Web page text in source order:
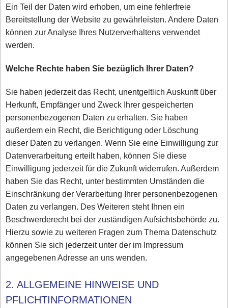
Ein Teil der Daten wird erhoben, um eine fehlerfreie
Bereitstellung der Website zu gewährleisten. Andere Daten
können zur Analyse Ihres Nutzerverhaltens verwendet
werden.
Welche Rechte haben Sie bezüglich Ihrer Daten?
Sie haben jederzeit das Recht, unentgeltlich Auskunft über
Herkunft, Empfänger und Zweck Ihrer gespeicherten
personenbezogenen Daten zu erhalten. Sie haben
außerdem ein Recht, die Berichtigung oder Löschung
dieser Daten zu verlangen. Wenn Sie eine Einwilligung zur
Datenverarbeitung erteilt haben, können Sie diese
Einwilligung jederzeit für die Zukunft widerrufen. Außerdem
haben Sie das Recht, unter bestimmten Umständen die
Einschränkung der Verarbeitung Ihrer personenbezogenen
Daten zu verlangen. Des Weiteren steht Ihnen ein
Beschwerderecht bei der zuständigen Aufsichtsbehörde zu.
Hierzu sowie zu weiteren Fragen zum Thema Datenschutz
können Sie sich jederzeit unter der im Impressum
angegebenen Adresse an uns wenden.
2. ALLGEMEINE HINWEISE UND
PFLICHTINFORMATIONEN